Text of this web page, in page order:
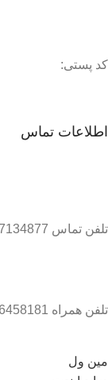
کد پستی:
اطلاعات تماس
تلفن تماس 37134877–051
تلفن همراه 09056458181 / 09056458282
مین ول